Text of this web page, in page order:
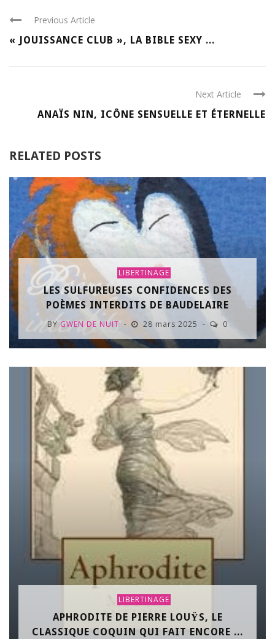
Previous Article
« JOUISSANCE CLUB », LA BIBLE SEXY ...
Next Article
ANAÏS NIN, ICÔNE SENSUELLE ET ÉTERNELLE
RELATED POSTS
LIBERTINAGE
LES SULFUREUSES CONFIDENCES DES
POÈMES INTERDITS DE BAUDELAIRE
BY GWEN DE NUIT 28 mars 2025 0
LIBERTINAGE
APHRODITE DE PIERRE LOUŸS, LE
CLASSIQUE COQUIN QUI FAIT ENCORE ...